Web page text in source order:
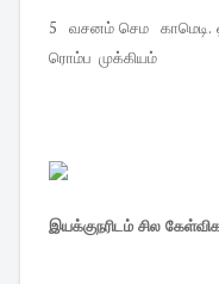
5 வசனம் செம காமெடி.
ரொம்ப முக்கியம்
இயக்குநரிடம் சில